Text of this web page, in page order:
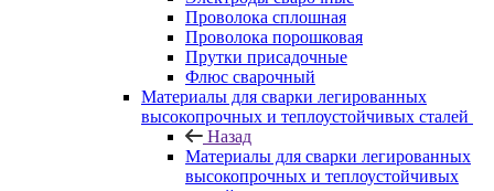
Проволока сплошная
Проволока порошковая
Прутки присадочные
Флюс сварочный
Материалы для сварки легированных
высокопрочных и теплоустойчивых сталей
Назад
Материалы для сварки легированных
высокопрочных и теплоустойчивых